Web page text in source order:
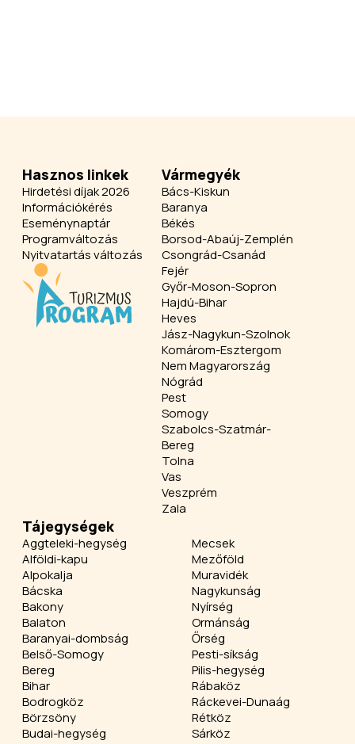
Hasznos linkek
Hirdetési díjak 2026
Információkérés
Eseménynaptár
Programváltozás
Nyitvatartás változás
Vármegyék
Bács-Kiskun
Baranya
Békés
Borsod-Abaúj-Zemplén
Csongrád-Csanád
Fejér
Győr-Moson-Sopron
Hajdú-Bihar
Heves
Jász-Nagykun-Szolnok
Komárom-Esztergom
Nem Magyarország
Nógrád
Pest
Somogy
Szabolcs-Szatmár-
Bereg
Tolna
Vas
Veszprém
Zala
Tájegységek
Aggteleki-hegység
Alföldi-kapu
Alpokalja
Bácska
Bakony
Balaton
Baranyai-dombság
Belső-Somogy
Bereg
Bihar
Bodrogköz
Börzsöny
Budai-hegység
Mecsek
Mezőföld
Muravidék
Nagykunság
Nyírség
Ormánság
Őrség
Pesti-síkság
Pilis-hegység
Rábaköz
Ráckevei-Dunaág
Rétköz
Sárköz